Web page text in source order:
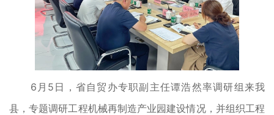
6月5日，省自贸办专职副主任谭浩然率调研组来我
县，专题调研工程机械再制造产业园建设情况，并组织工程